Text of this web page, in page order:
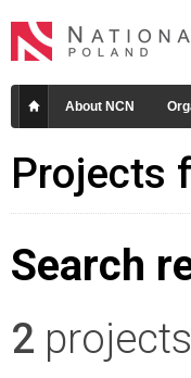
About NCN
Projects
Search
2